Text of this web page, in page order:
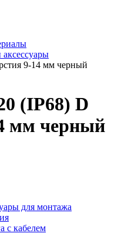
9-14 мм черный
(IP68) D
мм черный
для монтажа
с кабелем